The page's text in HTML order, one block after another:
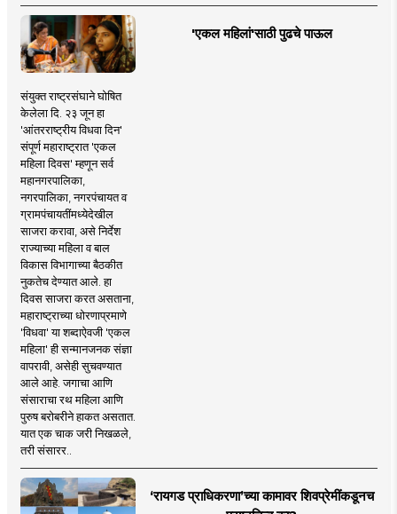
'एकल महिलां'साठी पुढचे पाऊल
संयुक्त राष्ट्रसंघाने घोषित
केलेला दि. २३ जून हा
'आंतरराष्ट्रीय विधवा दिन'
संपूर्ण महाराष्ट्रात 'एकल
महिला दिवस' म्हणून सर्व
महानगरपालिका,
नगरपालिका, नगरपंचायत व
ग्रामपंचायतींमध्येदेखील
साजरा करावा, असे निर्देश
राज्याच्या महिला व बाल
विकास विभागाच्या बैठकीत
नुकतेच देण्यात आले. हा
दिवस साजरा करत असताना,
महाराष्ट्राच्या धोरणाप्रमाणे
'विधवा' या शब्दाऐवजी 'एकल
महिला' ही सन्मानजनक संज्ञा
वापरावी, असेही सुचवण्यात
आले आहे. जगाचा आणि
संसाराचा रथ महिला आणि
पुरुष बरोबरीने हाकत असतात.
यात एक चाक जरी निखळले,
तरी संसारर..
‘रायगड प्राधिकरणा’च्या कामावर शिवप्रेमींकडूनच